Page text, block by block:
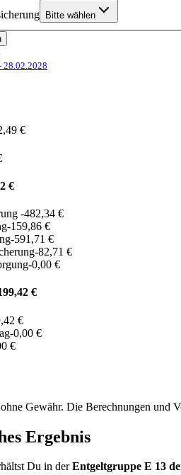
Bitte wählen
28.02.2028
€
€
-482,34 €
-159,86 €
-591,71 €
-82,71 €
-0,00 €
€
€
-0,00 €
€
Gewähr. Die Berechnungen und
Ergebnis
Du in derEntgeltgruppe E 13